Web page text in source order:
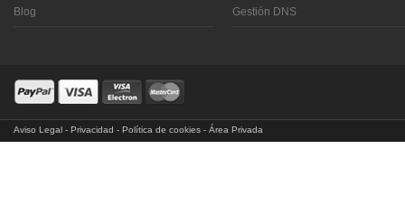
Blog Gestión DNS
Aviso Legal - Privacidad - Política de cookies - Área Privada